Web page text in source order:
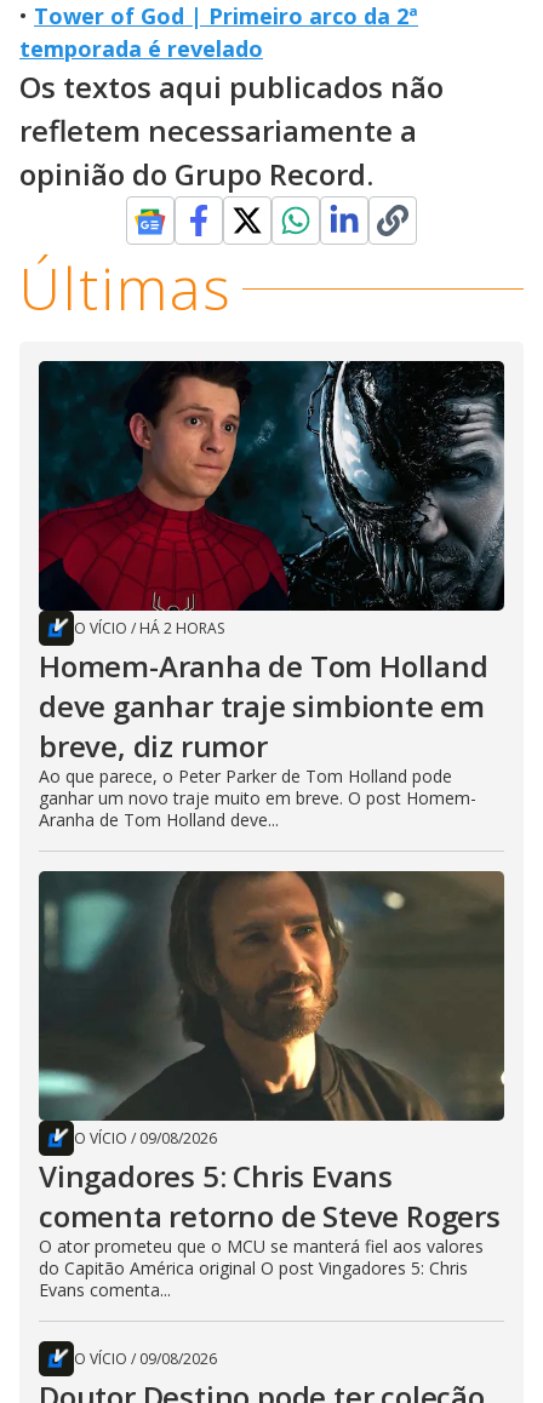
• Tower of God | Primeiro arco da 2ª
temporada é revelado
Os textos aqui publicados não
refletem necessariamente a
opinião do Grupo Record.
Últimas
O VÍCIO / HÁ 2 HORAS
Homem-Aranha de Tom Holland
deve ganhar traje simbionte em
breve, diz rumor
Ao que parece, o Peter Parker de Tom Holland pode
ganhar um novo traje muito em breve. O post Homem-
Aranha de Tom Holland deve...
O VÍCIO / 09/08/2026
Vingadores 5: Chris Evans
comenta retorno de Steve Rogers
O ator prometeu que o MCU se manterá fiel aos valores
do Capitão América original O post Vingadores 5: Chris
Evans comenta...
O VÍCIO / 09/08/2026